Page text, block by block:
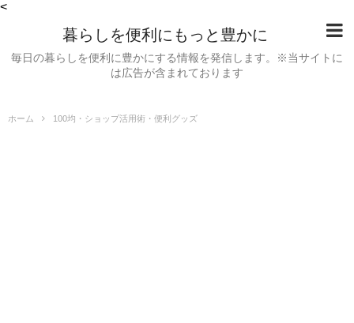
<
暮らしを便利にもっと豊かに
毎日の暮らしを便利に豊かにする情報を発信します。※当サイトに
は広告が含まれております
ホーム 100均・ショップ活用術・便利グッズ